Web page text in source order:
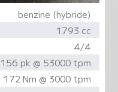
benzine (hybride)
1793 cc
4/4
156 pk @ 53000 tpm
172 Nm @ 3000 tpm